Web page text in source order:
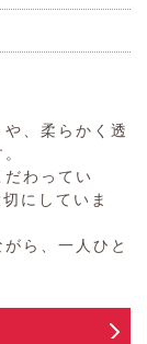
、柔らかく透
わってい
にしていま
ら、一人ひと